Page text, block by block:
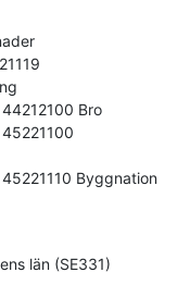
44212100 Bro
45221100
45221110 Byggnation
län (SE331)